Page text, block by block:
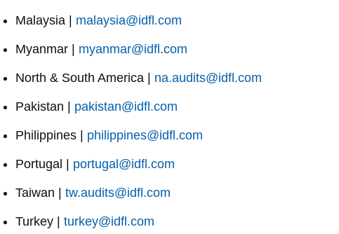
Malaysia | malaysia@idfl.com
Myanmar | myanmar@idfl.com
North & South America | na.audits@idfl.com
Pakistan | pakistan@idfl.com
Philippines | philippines@idfl.com
Portugal | portugal@idfl.com
Taiwan | tw.audits@idfl.com
Turkey | turkey@idfl.com